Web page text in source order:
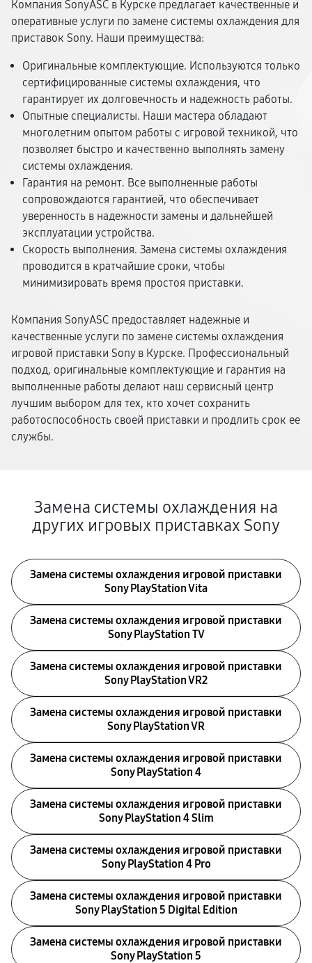
Компания SonyASC в Курске предлагает качественные и
оперативные услуги по замене системы охлаждения для
приставок Sony. Наши преимущества:
Оригинальные комплектующие. Используются только
сертифицированные системы охлаждения, что
гарантирует их долговечность и надежность работы.
Опытные специалисты. Наши мастера обладают
многолетним опытом работы с игровой техникой, что
позволяет быстро и качественно выполнять замену
системы охлаждения.
Гарантия на ремонт. Все выполненные работы
сопровождаются гарантией, что обеспечивает
уверенность в надежности замены и дальнейшей
эксплуатации устройства.
Скорость выполнения. Замена системы охлаждения
проводится в кратчайшие сроки, чтобы
минимизировать время простоя приставки.
Компания SonyASC предоставляет надежные и
качественные услуги по замене системы охлаждения
игровой приставки Sony в Курске. Профессиональный
подход, оригинальные комплектующие и гарантия на
выполненные работы делают наш сервисный центр
лучшим выбором для тех, кто хочет сохранить
работоспособность своей приставки и продлить срок ее
службы.
Замена системы охлаждения на
других игровых приставках Sony
Замена системы охлаждения игровой приставки
Sony PlayStation Vita
Замена системы охлаждения игровой приставки
Sony PlayStation TV
Замена системы охлаждения игровой приставки
Sony PlayStation VR2
Замена системы охлаждения игровой приставки
Sony PlayStation VR
Замена системы охлаждения игровой приставки
Sony PlayStation 4
Замена системы охлаждения игровой приставки
Sony PlayStation 4 Slim
Замена системы охлаждения игровой приставки
Sony PlayStation 4 Pro
Замена системы охлаждения игровой приставки
Sony PlayStation 5 Digital Edition
Замена системы охлаждения игровой приставки
Sony PlayStation 5